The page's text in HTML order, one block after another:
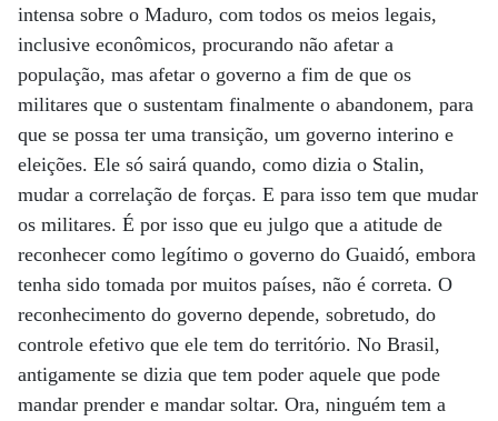
intensa sobre o Maduro, com todos os meios legais,
inclusive econômicos, procurando não afetar a
população, mas afetar o governo a fim de que os
militares que o sustentam finalmente o abandonem, para
que se possa ter uma transição, um governo interino e
eleições. Ele só sairá quando, como dizia o Stalin,
mudar a correlação de forças. E para isso tem que mudar
os militares. É por isso que eu julgo que a atitude de
reconhecer como legítimo o governo do Guaidó, embora
tenha sido tomada por muitos países, não é correta. O
reconhecimento do governo depende, sobretudo, do
controle efetivo que ele tem do território. No Brasil,
antigamente se dizia que tem poder aquele que pode
mandar prender e mandar soltar. Ora, ninguém tem a